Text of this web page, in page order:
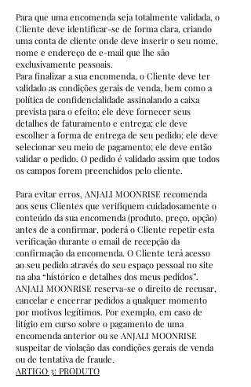
Para que uma encomenda seja totalmente validada, o
Cliente deve identificar-se de forma clara, criando
uma conta de cliente onde deve inserir o seu nome,
nome e endereço de e-mail que lhe são
exclusivamente pessoais.
Para finalizar a sua encomenda, o Cliente deve ter
validado as condições gerais de venda, bem como a
política de confidencialidade assinalando a caixa
prevista para o efeito; ele deve fornecer seus
detalhes de faturamento e entrega; ele deve
escolher a forma de entrega de seu pedido; ele deve
selecionar seu meio de pagamento; ele deve então
validar o pedido. O pedido é validado assim que todos
os campos forem preenchidos pelo cliente.
Para evitar erros, ANJALI MOONRISE recomenda
aos seus Clientes que verifiquem cuidadosamente o
conteúdo da sua encomenda (produto, preço, opção)
antes de a confirmar, poderá o Cliente repetir esta
verificação durante o email de recepção da
confirmação da encomenda. O Cliente terá acesso
ao seu pedido através do seu espaço pessoal no site
na aba “histórico e detalhes dos meus pedidos”.
ANJALI MOONRISE reserva-se o direito de recusar,
cancelar e encerrar pedidos a qualquer momento
por motivos legítimos. Por exemplo, em caso de
litígio em curso sobre o pagamento de uma
encomenda anterior ou se ANJALI MOONRISE
suspeitar de violação das condições gerais de venda
ou de tentativa de fraude.
ARTIGO 3: PRODUTO